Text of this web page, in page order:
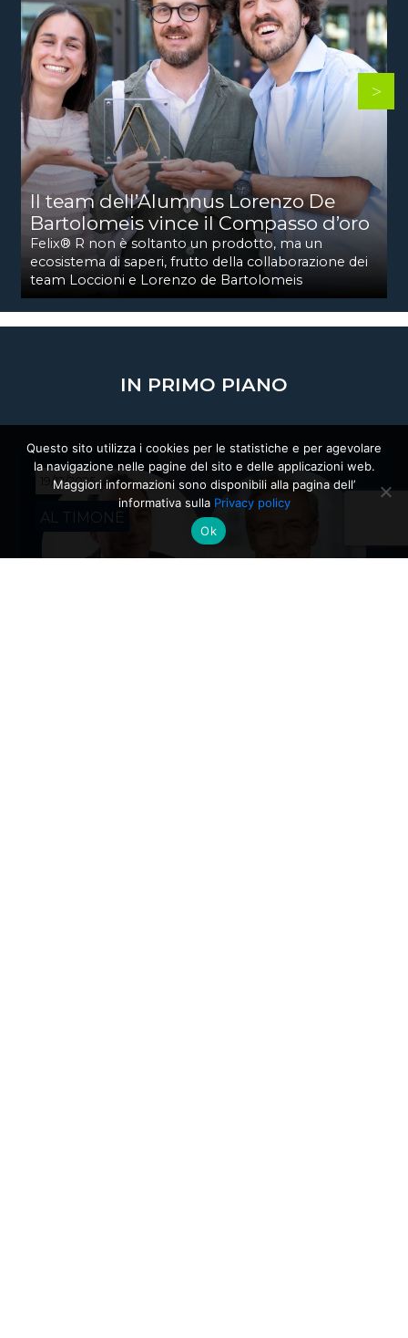
Il team dell’Alumnus Lorenzo De
Bartolomeis vince il Compasso d’oro
Felix® R non è soltanto un prodotto, ma un
ecosistema di saperi, frutto della collaborazione dei
team Loccioni e Lorenzo de Bartolomeis
IN PRIMO PIANO
19/12/2025
AL TIMONE
Questo sito utilizza i cookies per le statistiche e per agevolare
la navigazione nelle pagine del sito e delle applicazioni web.
Maggiori informazioni sono disponibili alla pagina dell’
informativa sulla Privacy policy
Ok